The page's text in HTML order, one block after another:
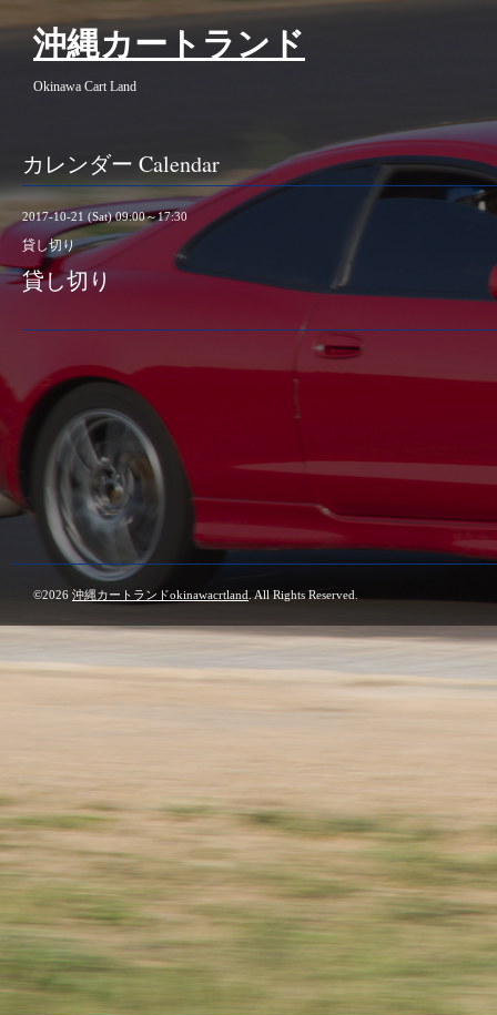
沖縄カートランド
Okinawa Cart Land
カレンダー Calendar
2017-10-21 (Sat) 09:00～17:30
貸し切り
貸し切り
©2026 沖縄カートランドokinawacrtland . All Rights Reserved.